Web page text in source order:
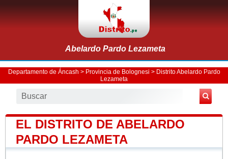
Abelardo Pardo Lezameta
Departamento de Áncash > Provincia de Bolognesi > Distrito Abelardo Pardo
Lezameta
EL DISTRITO DE ABELARDO
PARDO LEZAMETA